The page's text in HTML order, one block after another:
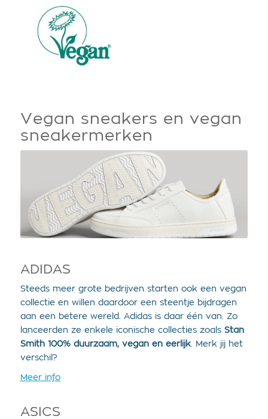
Vegan sneakers en vegan
sneakermerken
ADIDAS
Steeds meer grote bedrijven starten ook een vegan
collectie en willen daardoor een steentje bijdragen
aan een betere wereld. Adidas is daar één van. Zo
lanceerden ze enkele iconische collecties zoalsStan
Smith 100% duurzaam, vegan en eerlijk. Merk jij het
verschil?
Meer info
ASICS